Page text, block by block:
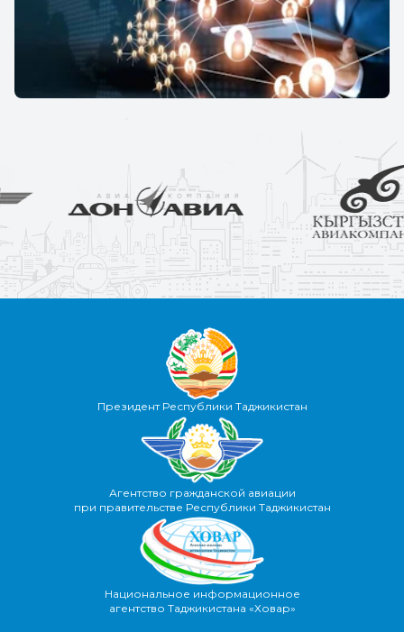
Президент Республики Таджикистан
Агентство гражданской авиации
при правительстве Республики Таджикистан
Национальное информационное
агентство Таджикистана «Ховар»